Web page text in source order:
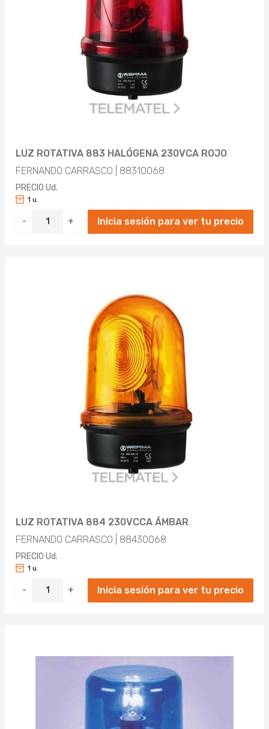
LUZ ROTATIVA 883 HALÓGENA 230VCA ROJO
FERNANDO CARRASCO | 88310068
PRECIO Ud.
- +
1 u.
Inicia sesión para ver tu precio
LUZ ROTATIVA 884 230VCCA ÁMBAR
FERNANDO CARRASCO | 88430068
PRECIO Ud.
- +
1 u.
Inicia sesión para ver tu precio